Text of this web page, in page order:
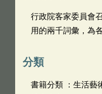
行政院客家委員會
用的兩千詞彙，為
分類
書籍分類 ：生活藝